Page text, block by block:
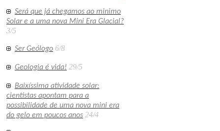
Será que já chegamos ao minimo
Solar e a uma nova Mini Era Glacial?
3/5
Ser Geólogo 6/8
Geologia é vida! 29/5
Baixíssima atividade solar:
cientistas apontam para a
possibilidade de uma nova mini era
do gelo em poucos anos 24/4